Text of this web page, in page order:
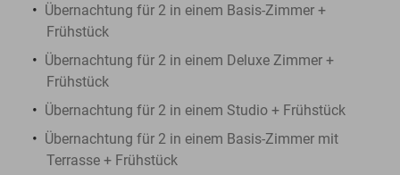
Übernachtung für 2 in einem Basis-Zimmer +
Frühstück
Übernachtung für 2 in einem Deluxe Zimmer +
Frühstück
Übernachtung für 2 in einem Studio + Frühstück
Übernachtung für 2 in einem Basis-Zimmer mit
Terrasse + Frühstück